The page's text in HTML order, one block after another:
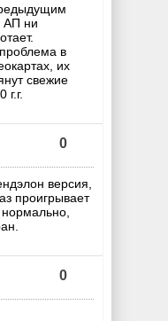
АП ни
в
их
свежие
0
версия,
проигрывает
0